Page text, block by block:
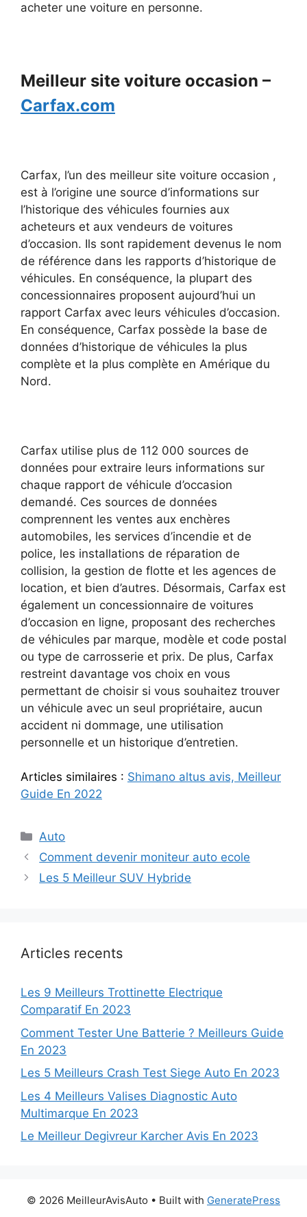
acheter une voiture en personne.
Meilleur site voiture occasion –
Carfax.com
Carfax, l’un des meilleur site voiture occasion ,
est à l’origine une source d’informations sur
l’historique des véhicules fournies aux
acheteurs et aux vendeurs de voitures
d’occasion. Ils sont rapidement devenus le nom
de référence dans les rapports d’historique de
véhicules. En conséquence, la plupart des
concessionnaires proposent aujourd’hui un
rapport Carfax avec leurs véhicules d’occasion.
En conséquence, Carfax possède la base de
données d’historique de véhicules la plus
complète et la plus complète en Amérique du
Nord.
Carfax utilise plus de 112 000 sources de
données pour extraire leurs informations sur
chaque rapport de véhicule d’occasion
demandé. Ces sources de données
comprennent les ventes aux enchères
automobiles, les services d’incendie et de
police, les installations de réparation de
collision, la gestion de flotte et les agences de
location, et bien d’autres. Désormais, Carfax est
également un concessionnaire de voitures
d’occasion en ligne, proposant des recherches
de véhicules par marque, modèle et code postal
ou type de carrosserie et prix. De plus, Carfax
restreint davantage vos choix en vous
permettant de choisir si vous souhaitez trouver
un véhicule avec un seul propriétaire, aucun
accident ni dommage, une utilisation
personnelle et un historique d’entretien.
Articles similaires : Shimano altus avis, Meilleur
Guide En 2022
Categories
Auto
Comment devenir moniteur auto ecole
Les 5 Meilleur SUV Hybride
Articles recents
Les 9 Meilleurs Trottinette Electrique
Comparatif En 2023
Comment Tester Une Batterie ? Meilleurs Guide
En 2023
Les 5 Meilleurs Crash Test Siege Auto En 2023
Les 4 Meilleurs Valises Diagnostic Auto
Multimarque En 2023
Le Meilleur Degivreur Karcher Avis En 2023
© 2026 MeilleurAvisAuto • Built with GeneratePress